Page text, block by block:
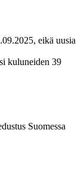
eikä uusia
kuluneiden 39
Suomessa